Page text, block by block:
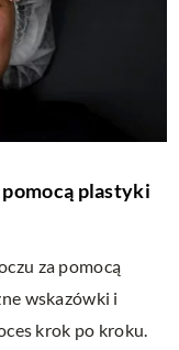
plastyki
za pomocą
wskazówki i
krok po kroku.
W DOMU
2026
spokój i kreatywność
dzięki tworzeniu
kwiatów”
z suszonych
które kwiaty
suszyć, by